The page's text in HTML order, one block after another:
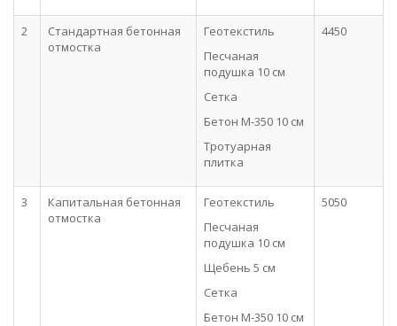
2
Стандартная бетонная
отмостка
Геотекстиль
Песчаная
подушка 10 см
Сетка
Бетон М-350 10 см
Тротуарная
плитка
4450
3
Капитальная бетонная
отмостка
Геотекстиль
Песчаная
подушка 10 см
Щебень 5 см
Сетка
Бетон М-350 10 см
5050